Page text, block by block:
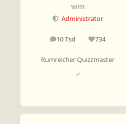
wm
Administrator
10 Tsd
Beiträge 734
Reputation
Rumreicher Quizzmaster
♂